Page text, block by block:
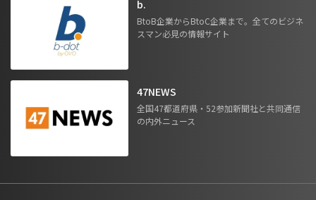
b.
BtoB企業からBtoC企業まで。全てのビジネ
スマン必見の情報サイト
47NEWS
全国47都道府県・52参加新聞社と共同通信
の内外ニュース